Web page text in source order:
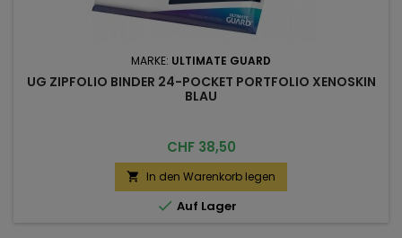
MARKE: ULTIMATE GUARD
UG ZIPFOLIO BINDER 24-POCKET PORTFOLIO XENOSKIN
BLAU
Preis
CHF 38,50
 In den Warenkorb legen
 Auf Lager